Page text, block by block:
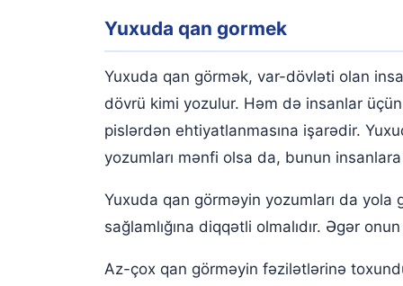
Qan yuxu yozmaları
Yuxuda qan gormek
Yuxuda qan görmək, var-dövləti olan
dövrü kimi yozulur. Həm də insanlar
pislərdən ehtiyatlanmasına işarədir.
yozumları mənfi olsa da, bunun
Yuxuda qan görməyin yozumları da yola
sağlamlığına diqqətli olmalıdır. Əgər
Az-çox qan görməyin fəzilətlərinə